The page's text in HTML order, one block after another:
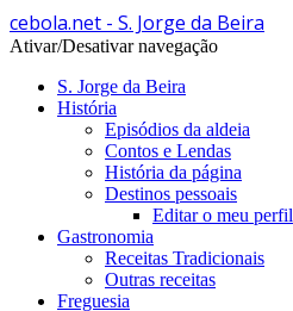
cebola.net - S. Jorge da Beira
Ativar/Desativar navegação
S. Jorge da Beira
História
Episódios da aldeia
Contos e Lendas
História da página
Destinos pessoais
Editar o meu perfil
Gastronomia
Receitas Tradicionais
Outras receitas
Freguesia